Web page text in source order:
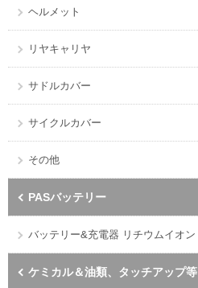
ヘルメット
リヤキャリヤ
サドルカバー
サイクルカバー
その他
PASバッテリー
バッテリー&充電器 リチウムイオン
ケミカル＆油類、タッチアップ等